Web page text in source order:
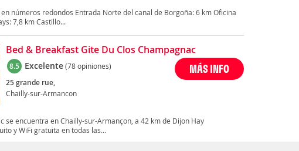
números redondos Entrada Norte del canal de Borgoña: 6 km Oficina
7,8 km Castillo...
Bed & Breakfast Gite Du Clos Champagnac
8.5 Excelente(78 opiniones)
25 grande rue,
Chailly-sur-Armancon
MÁS INFO
se encuentra en Chailly-sur-Armançon, a 42 km de Dijon Hay
y WiFi gratuita en todas las...